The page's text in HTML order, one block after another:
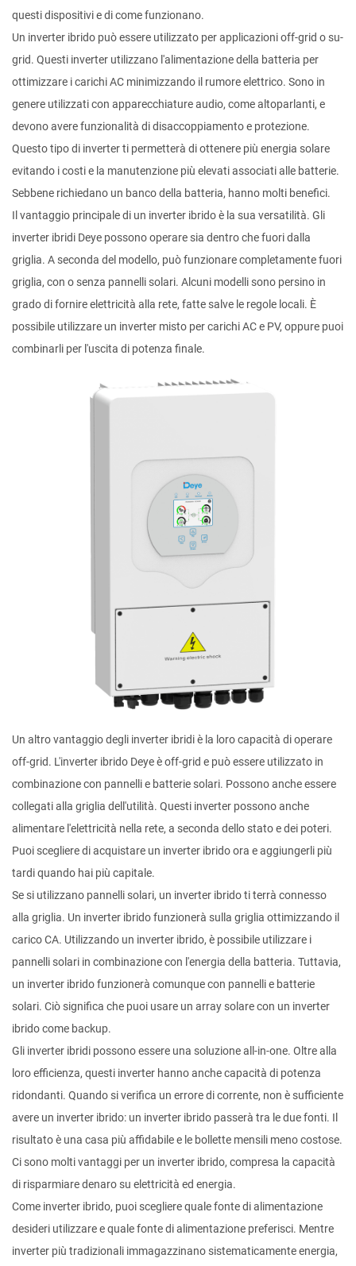
questi dispositivi e di come funzionano.
Un inverter ibrido può essere utilizzato per applicazioni off-grid o su-
grid. Questi inverter utilizzano l'alimentazione della batteria per
ottimizzare i carichi AC minimizzando il rumore elettrico. Sono in
genere utilizzati con apparecchiature audio, come altoparlanti, e
devono avere funzionalità di disaccoppiamento e protezione.
Questo tipo di inverter ti permetterà di ottenere più energia solare
evitando i costi e la manutenzione più elevati associati alle batterie.
Sebbene richiedano un banco della batteria, hanno molti benefici.
Il vantaggio principale di un inverter ibrido è la sua versatilità. Gli
inverter ibridi Deye possono operare sia dentro che fuori dalla
griglia. A seconda del modello, può funzionare completamente fuori
griglia, con o senza pannelli solari. Alcuni modelli sono persino in
grado di fornire elettricità alla rete, fatte salve le regole locali. È
possibile utilizzare un inverter misto per carichi AC e PV, oppure puoi
combinarli per l'uscita di potenza finale.
Un altro vantaggio degli inverter ibridi è la loro capacità di operare
off-grid. L'inverter ibrido Deye è off-grid e può essere utilizzato in
combinazione con pannelli e batterie solari. Possono anche essere
collegati alla griglia dell'utilità. Questi inverter possono anche
alimentare l'elettricità nella rete, a seconda dello stato e dei poteri.
Puoi scegliere di acquistare un inverter ibrido ora e aggiungerli più
tardi quando hai più capitale.
Se si utilizzano pannelli solari, un inverter ibrido ti terrà connesso
alla griglia. Un inverter ibrido funzionerà sulla griglia ottimizzando il
carico CA. Utilizzando un inverter ibrido, è possibile utilizzare i
pannelli solari in combinazione con l'energia della batteria. Tuttavia,
un inverter ibrido funzionerà comunque con pannelli e batterie
solari. Ciò significa che puoi usare un array solare con un inverter
ibrido come backup.
Gli inverter ibridi possono essere una soluzione all-in-one. Oltre alla
loro efficienza, questi inverter hanno anche capacità di potenza
ridondanti. Quando si verifica un errore di corrente, non è sufficiente
avere un inverter ibrido: un inverter ibrido passerà tra le due fonti. Il
risultato è una casa più affidabile e le bollette mensili meno costose.
Ci sono molti vantaggi per un inverter ibrido, compresa la capacità
di risparmiare denaro su elettricità ed energia.
Come inverter ibrido, puoi scegliere quale fonte di alimentazione
desideri utilizzare e quale fonte di alimentazione preferisci. Mentre
inverter più tradizionali immagazzinano sistematicamente energia,